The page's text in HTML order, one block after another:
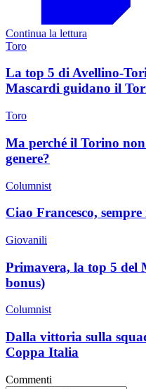
Continua la lettura
Toro
La top 5 di Avellino-
Mascardi guidano il
Toro
Ma perché il Torino
genere?
Columnist
Ciao Francesco,
Giovanili
Primavera, la top 5 del
bonus)
Columnist
Dalla vittoria sulla
Coppa Italia
Commenti